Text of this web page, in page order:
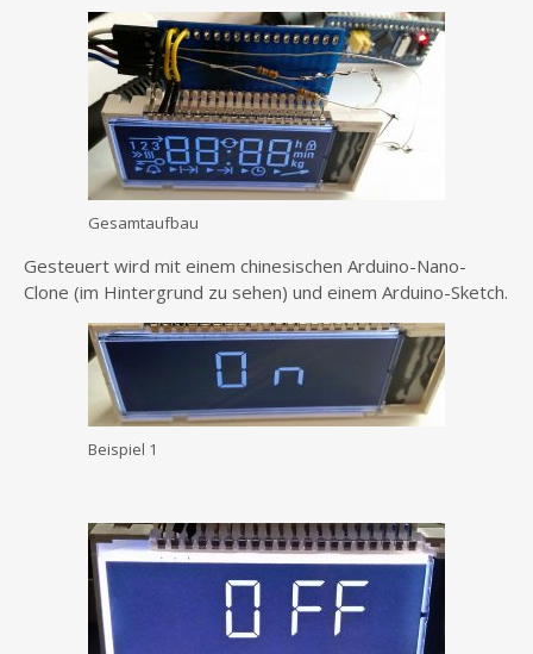
Gesamtaufbau
Gesteuert wird mit einem chinesischen Arduino-Nano-
Clone (im Hintergrund zu sehen) und einem Arduino-Sketch.
Beispiel 1